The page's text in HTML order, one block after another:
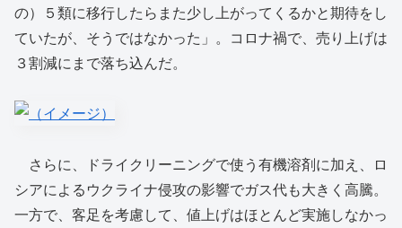
の）５類に移行したらまた少し上がってくるかと期待をし
ていたが、そうではなかった」。コロナ禍で、売り上げは
３割減にまで落ち込んだ。
さらに、ドライクリーニングで使う有機溶剤に加え、ロ
シアによるウクライナ侵攻の影響でガス代も大きく高騰。
一方で、客足を考慮して、値上げはほとんど実施しなかっ